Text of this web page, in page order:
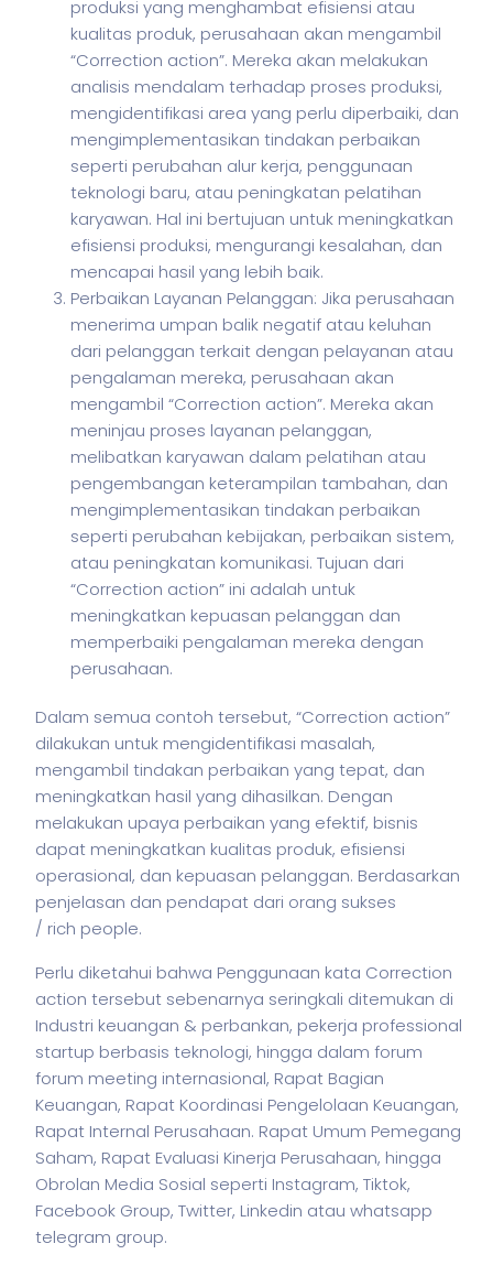
produksi yang menghambat efisiensi atau
kualitas produk, perusahaan akan mengambil
“Correction action”. Mereka akan melakukan
analisis mendalam terhadap proses produksi,
mengidentifikasi area yang perlu diperbaiki, dan
mengimplementasikan tindakan perbaikan
seperti perubahan alur kerja, penggunaan
teknologi baru, atau peningkatan pelatihan
karyawan. Hal ini bertujuan untuk meningkatkan
efisiensi produksi, mengurangi kesalahan, dan
mencapai hasil yang lebih baik.
Perbaikan Layanan Pelanggan: Jika perusahaan
menerima umpan balik negatif atau keluhan
dari pelanggan terkait dengan pelayanan atau
pengalaman mereka, perusahaan akan
mengambil “Correction action”. Mereka akan
meninjau proses layanan pelanggan,
melibatkan karyawan dalam pelatihan atau
pengembangan keterampilan tambahan, dan
mengimplementasikan tindakan perbaikan
seperti perubahan kebijakan, perbaikan sistem,
atau peningkatan komunikasi. Tujuan dari
“Correction action” ini adalah untuk
meningkatkan kepuasan pelanggan dan
memperbaiki pengalaman mereka dengan
perusahaan.
Dalam semua contoh tersebut, “Correction action”
dilakukan untuk mengidentifikasi masalah,
mengambil tindakan perbaikan yang tepat, dan
meningkatkan hasil yang dihasilkan. Dengan
melakukan upaya perbaikan yang efektif, bisnis
dapat meningkatkan kualitas produk, efisiensi
operasional, dan kepuasan pelanggan. Berdasarkan
penjelasan dan pendapat dari orang sukses
/ rich people.
Perlu diketahui bahwa Penggunaan kata Correction
action tersebut sebenarnya seringkali ditemukan di
Industri keuangan & perbankan, pekerja professional
startup berbasis teknologi, hingga dalam forum
forum meeting internasional, Rapat Bagian
Keuangan, Rapat Koordinasi Pengelolaan Keuangan,
Rapat Internal Perusahaan. Rapat Umum Pemegang
Saham, Rapat Evaluasi Kinerja Perusahaan, hingga
Obrolan Media Sosial seperti Instagram, Tiktok,
Facebook Group, Twitter, Linkedin atau whatsapp
telegram group.